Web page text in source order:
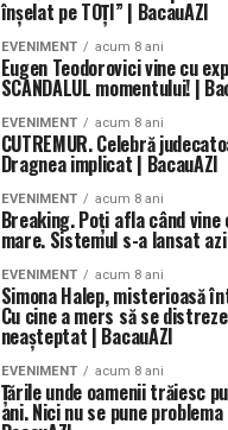
înşelat pe TOȚI” | BacauAZI
EVENIMENT acum 8 ani
Eugen Teodorovici vine cu
SCANDALUL momentului! |
EVENIMENT acum 8 ani
CUTREMUR. Celebră
Dragnea implicat | BacauAZI
EVENIMENT acum 8 ani
Breaking. Poți afla când
mare. Sistemul s-a lansat
EVENIMENT acum 8 ani
Simona Halep, misterioasă
Cu cine a mers să se
neașteptat | BacauAZI
EVENIMENT acum 8 ani
Ţările unde oamenii trăiesc
ani. Nici nu se pune